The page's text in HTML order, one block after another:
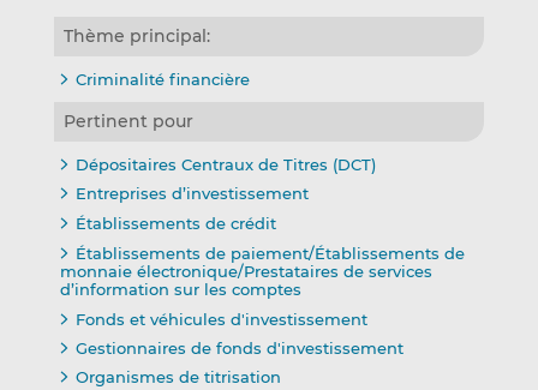
Thème principal:
Criminalité financière
Pertinent pour
Dépositaires Centraux de Titres (DCT)
Entreprises d’investissement
Établissements de crédit
Établissements de paiement/Établissements de
monnaie électronique/Prestataires de services
d’information sur les comptes
Fonds et véhicules d'investissement
Gestionnaires de fonds d'investissement
Organismes de titrisation